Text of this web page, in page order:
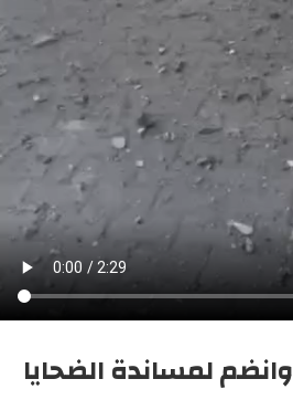
وانضم لمساندة الضحايا